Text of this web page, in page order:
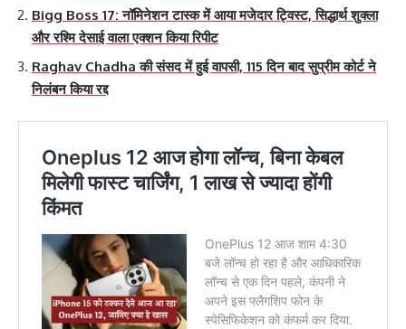
Bigg Boss 17: नॉमिनेशन टास्क में आया मजेदार ट्विस्ट, सिद्धार्थ शुक्ला
और रश्मि देसाई वाला एक्शन किया रिपीट
Raghav Chadha की संसद में हुई वापसी, 115 दिन बाद सुप्रीम कोर्ट ने
निलंबन किया रद्द